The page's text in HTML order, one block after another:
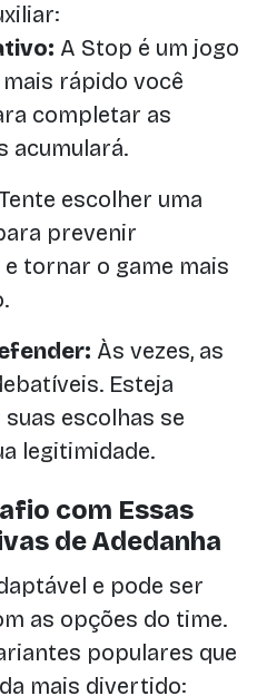
A Stop é um jogo
rápido você
completar as
acumulará.
Tente escolher uma
prevenir
tornar o game mais
Às vezes, as
Esteja
escolhas se
legitimidade.
com Essas
de Adedanha
e pode ser
as opções do time.
populares que
mais divertido: